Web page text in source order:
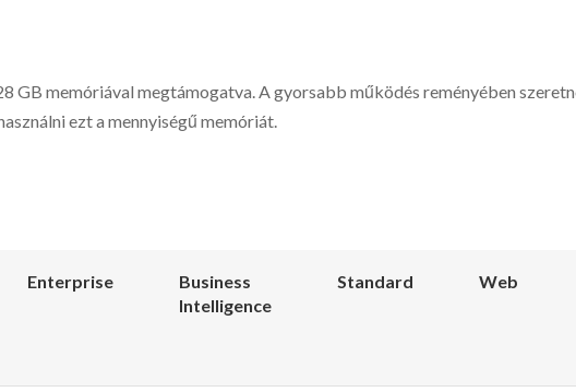
GB memóriával megtámogatva. A gyorsabb működés reményében
ezt a mennyiségű memóriát.
Enterprise
Business
Intelligence
Standard Web